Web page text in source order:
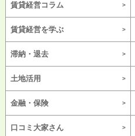
賃貸経営コラム
賃貸経営を学ぶ
滞納・退去
土地活用
金融・保険
口コミ大家さん